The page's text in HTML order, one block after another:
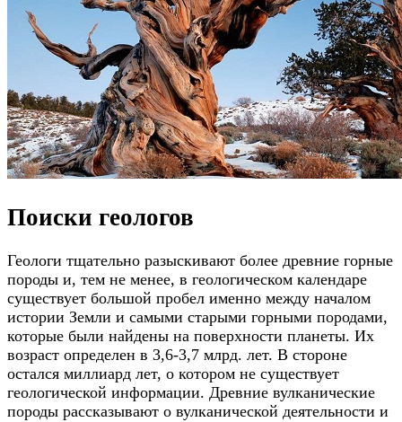
Поиски геологов
Геологи тщательно разыскивают более древние горные
породы и, тем не менее, в геологическом календаре
существует большой пробел именно между началом
истории Земли и самыми старыми горными породами,
которые были найдены на поверхности планеты. Их
возраст определен в 3,6-3,7 млрд. лет. В стороне
остался миллиард лет, о котором не существует
геологической информации. Древние вулканические
породы рассказывают о вулканической деятельности и